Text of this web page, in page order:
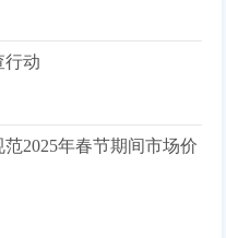
行动
2025年春节期间市场价